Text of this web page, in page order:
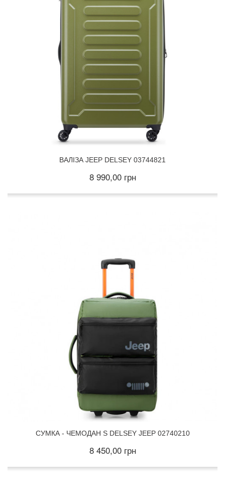
ВАЛІЗА JEEP DELSEY 03744821
8 990,00 грн
СУМКА - ЧЕМОДАН S DELSEY JEEP 02740210
8 450,00 грн